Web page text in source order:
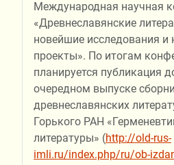
Международная научная
«Древнеславянские
новейшие исследования и
проекты». По итогам
планируется публикация
очередном выпуске
древнеславянских
Горького РАН
литературы» (http://old-rus-
imli.ru/index.php/ru/ob-